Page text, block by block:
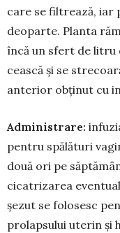
care se filtrează, iar
deoparte. Planta
în­că un sfert de litru
cească și se
anterior obținut cu
Administrare:
pen­tru spălături
două ori pe
cicatri­zarea
șezut se folo­sesc
prolapsului uterin și